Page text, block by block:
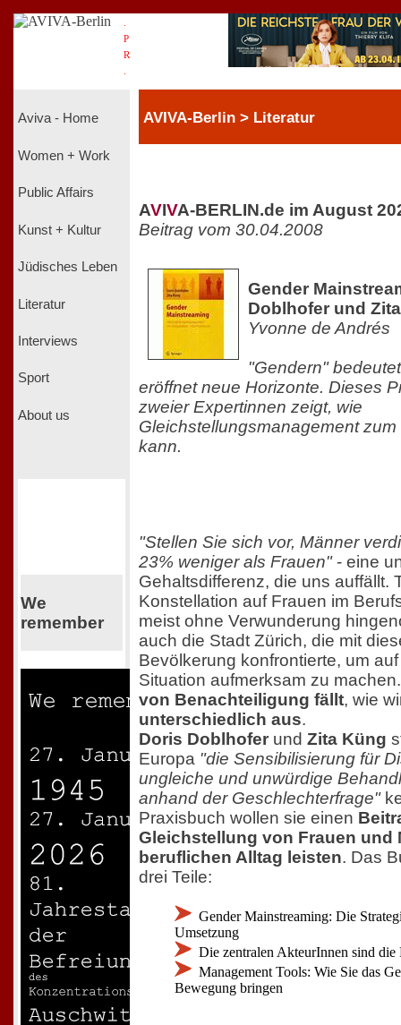
P
R
Aviva - Home
Women + Work
Public Affairs
Kunst + Kultur
Jüdisches Leben
Literatur
Interviews
Sport
About us
We
remember
AVIVA-Berlin > Literatur
AVIVA-BERLIN.de im August
Beitrag vom 30.04.2008
Gender
Doblhofer und
Yvonne de Andrés
"Gendern"
eröffnet neue Horizonte. Dieses
zweier Expertinnen zeigt, wie
Gleichstellungsmanagement
kann.
"Stellen Sie sich vor, Männer
23% weniger als Frauen"- eine
Gehaltsdifferenz, die uns auffällt.
Konstellation auf Frauen im
meist ohne Verwunderung
auch die Stadt Zürich, die mit
Bevölkerung konfrontierte, um
Situation aufmerksam zu
von Benachteiligung fällt, wie
unterschiedlich aus.
Doris Doblhofer und Zita Küng
Europa "die Sensibilisierung für
ungleiche und unwürdige
anhand der Geschlechterfrage"
Praxisbuch wollen sie einen
Gleichstellung von Frauen und
beruflichen Alltag leisten. Das
drei Teile:
Gender Mainstreaming: Die
Umsetzung
Die zentralen AkteurInnen sind die
Management Tools: Wie Sie das
Bewegung bringen